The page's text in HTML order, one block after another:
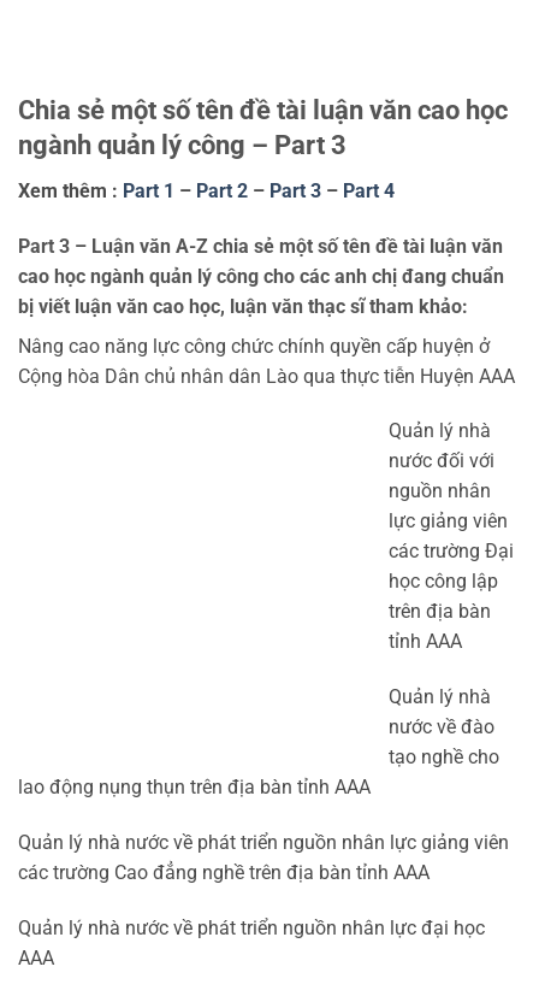
Chia sẻ một số tên đề tài luận văn cao học
ngành quản lý công – Part 3
Xem thêm : Part 1 – Part 2 – Part 3 – Part 4
Part 3 – Luận văn A-Z chia sẻ một số tên đề tài luận văn
cao học ngành quản lý công cho các anh chị đang chuẩn
bị viết luận văn cao học, luận văn thạc sĩ tham khảo:
Nâng cao năng lực công chức chính quyền cấp huyện ở
Cộng hòa Dân chủ nhân dân Lào qua thực tiễn Huyện AAA
Quản lý nhà
nước đối với
nguồn nhân
lực giảng viên
các trường Đại
học công lập
trên địa bàn
tỉnh AAA
Quản lý nhà
nước về đào
tạo nghề cho
lao động nụng thụn trên địa bàn tỉnh AAA
Quản lý nhà nước về phát triển nguồn nhân lực giảng viên
các trường Cao đẳng nghề trên địa bàn tỉnh AAA
Quản lý nhà nước về phát triển nguồn nhân lực đại học
AAA